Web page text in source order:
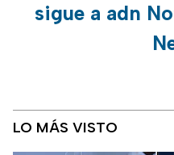
sigue a adn
LO MÁS VISTO